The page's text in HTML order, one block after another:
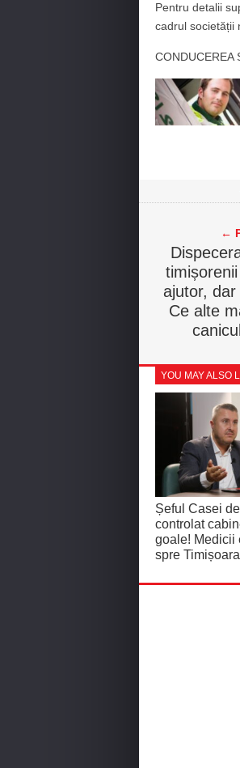
Pentru detalii
cadrul societății
CONDUCEREA
←
ajutor,
Ce alte
YOU MAY ALSO
Șeful Casei
controlat
goale! Medicii
spre